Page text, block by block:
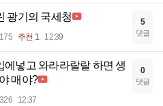
광기의 국세청
추천 1 12:39
5
댓글
에넣고 와라라랄랄 하면 생
매야?
12:37
0
댓글